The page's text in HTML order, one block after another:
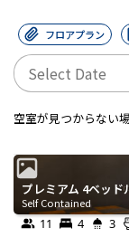
フロアプラン
空室が見つからない場
プレミアム 4ベッド
Self Contained
11 4 3